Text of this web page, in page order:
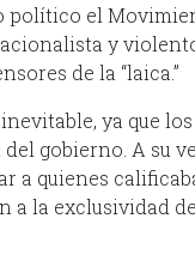
político el
y
de la “laica.”
ya que
gobierno. A su
a quienes
a la exclusividad